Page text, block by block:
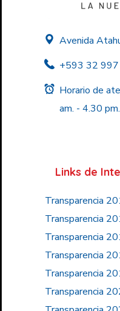
Avenida
+593 32
Horario de
am. - 4.30 pm.
Links de
Transparencia
Transparencia
Transparencia
Transparencia
Transparencia
Transparencia